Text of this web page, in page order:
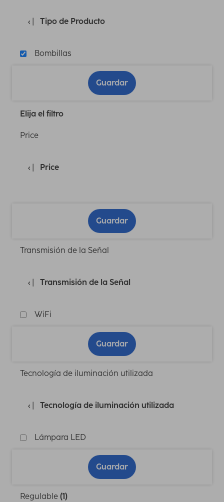
Tipo de Producto
Bombillas
Guardar
Elija el filtro
Price
Price
Guardar
Transmisión de la Señal
Transmisión de la Señal
WiFi
Guardar
Tecnología de iluminación utilizada
Tecnología de iluminación utilizada
Lámpara LED
Guardar
Regulable (1)